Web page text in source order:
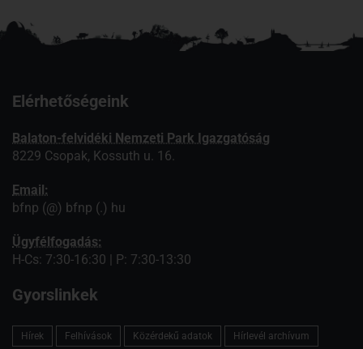
Elérhetőségeink
Balaton-felvidéki Nemzeti Park Igazgatóság
8229 Csopak, Kossuth u. 16.
Email:
bfnp (@) bfnp (.) hu
Ügyfélfogadás:
H-Cs: 7:30-16:30 | P: 7:30-13:30
Gyorslinkek
Hírek Felhívások Közérdekű adatok Hírlevél archívum